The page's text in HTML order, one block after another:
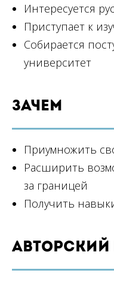
Интересуется
Приступает к
Собирается
университет
Зачем
Приумножить
Расширить
за границей
Получить